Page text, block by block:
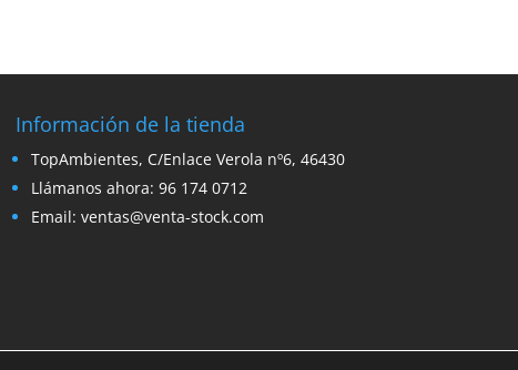
Información de la tienda
TopAmbientes, C/Enlace Verola nº6, 46430
Llámanos ahora: 96 174 0712
Email: ventas@venta-stock.com